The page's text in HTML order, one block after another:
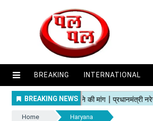
BREAKING INTERNATIONAL
Home Haryana